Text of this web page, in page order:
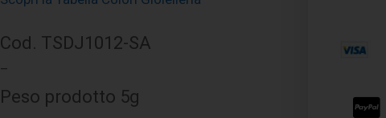
Cod. TSDJ1012-SA
–
Peso prodotto 5g